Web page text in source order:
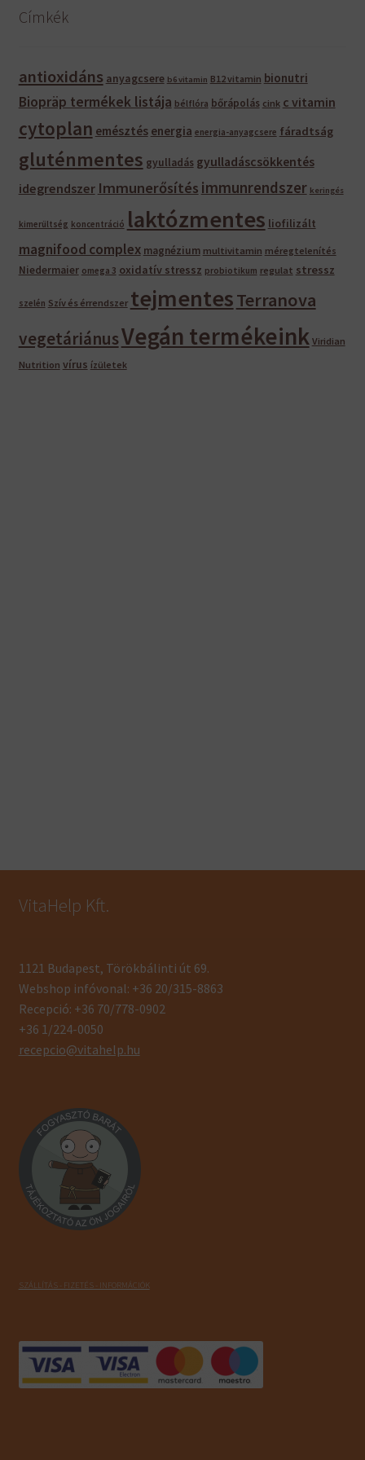
Címkék
antioxidáns anyagcsere b6 vitamin B12 vitamin bionutri
Biopräp termékek listája bélflóra bőrápolás cink c vitamin
cytoplan emésztés energia energia-anyagcsere fáradtság
gluténmentes gyulladás gyulladáscsökkentés
idegrendszer Immunerősítés immunrendszer keringés
kimerültség koncentráció laktózmentes liofilizált
magnifood complex magnézium multivitamin méregtelenítés
Niedermaier omega 3 oxidatív stressz probiotikum regulat stressz
szelén Szív és érrendszer tejmentesTerranova
vegetáriánusVegán termékeink Viridian
Nutrition vírus ízületek
VitaHelp Kft.
1121 Budapest, Törökbálinti út 69.
Webshop infóvonal: +36 20/315-8863
Recepció: +36 70/778-0902
+36 1/224-0050
recepcio@vitahelp.hu
SZÁLLÍTÁS - FIZETÉS - INFORMÁCIÓK